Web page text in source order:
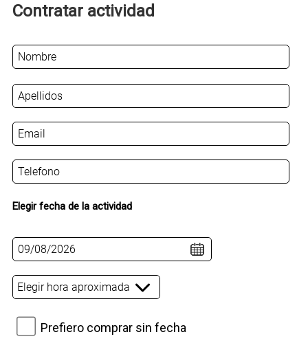
Contratar actividad
N
o
m
r
e
*
E
m
a
i
*
T
l
f
n
*
Elegir fecha de la actividad
e
c
a
n
e
v
H
o
a
*
s
Prefiero comprar sin fecha